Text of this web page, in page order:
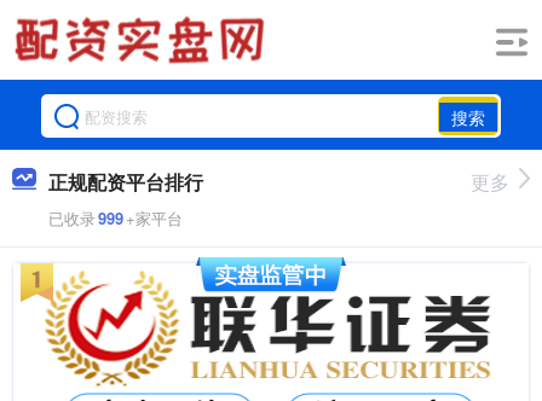
搜索
正规配资平台排行
已收录999+家平台
更多